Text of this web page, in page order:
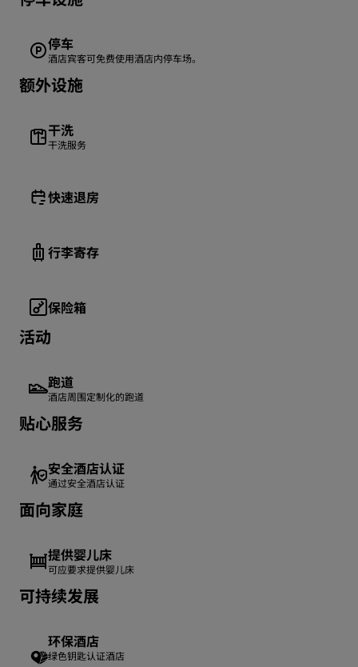
停车
酒店宾客可免费使用酒店内停车场。
额外设施
干洗
干洗服务
快速退房
行李寄存
保险箱
活动
跑道
酒店周围定制化的跑道
贴心服务
安全酒店认证
通过安全酒店认证
面向家庭
提供婴儿床
可应要求提供婴儿床
可持续发展
环保酒店
绿色钥匙认证酒店